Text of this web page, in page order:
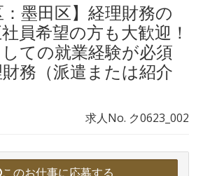
：墨田区】経理財務の
員希望の方も大歓迎！
ての就業経験が必須
務（派遣または紹介
求人No. ク0623_002
このお仕事に応募する